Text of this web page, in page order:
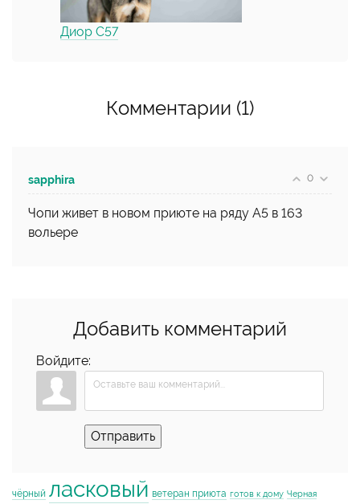
Диор С57
Комментарии (1)
0
sapphira
Чопи живет в новом приюте на ряду А5 в 163
вольере
Добавить комментарий
Войдите:
Отправить
чёрный ласковый ветеран приюта готов к дому Черная